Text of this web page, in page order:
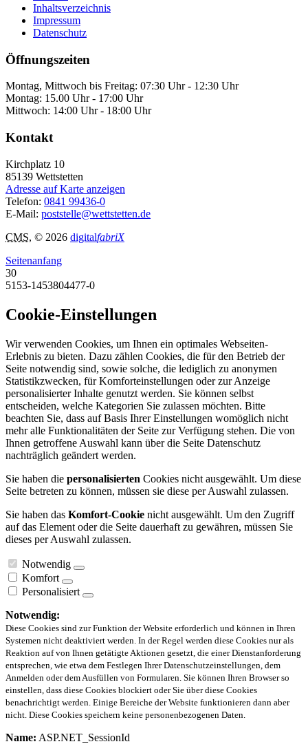
Inhaltsverzeichnis
Impressum
Datenschutz
Öffnungszeiten
Montag, Mittwoch bis Freitag: 07:30 Uhr - 12:30 Uhr
Montag: 15.00 Uhr - 17:00 Uhr
Mittwoch: 14:00 Uhr - 18:00 Uhr
Kontakt
Kirchplatz 10
85139 Wettstetten
Adresse auf Karte anzeigen
Telefon: 0841 99436-0
E-Mail: poststelle@wettstetten.de
CMS, © 2026 digitalfabriX
Seitenanfang
30
5153-1453804477-0
Cookie-Einstellungen
Wir verwenden Cookies, um Ihnen ein optimales Webseiten-
Erlebnis zu bieten. Dazu zählen Cookies, die für den Betrieb der
Seite notwendig sind, sowie solche, die lediglich zu anonymen
Statistikzwecken, für Komforteinstellungen oder zur Anzeige
personalisierter Inhalte genutzt werden. Sie können selbst
entscheiden, welche Kategorien Sie zulassen möchten. Bitte
beachten Sie, dass auf Basis Ihrer Einstellungen womöglich nicht
mehr alle Funktionalitäten der Seite zur Verfügung stehen. Die von
Ihnen getroffene Auswahl kann über die Seite Datenschutz
nachträglich geändert werden.
Sie haben die personalisierten Cookies nicht ausgewählt. Um diese
Seite betreten zu können, müssen sie diese per Auswahl zulassen.
Sie haben das Komfort-Cookie nicht ausgewählt. Um den Zugriff
auf das Element oder die Seite dauerhaft zu gewähren, müssen Sie
dieses per Auswahl zulassen.
Notwendig
Komfort
Personalisiert
Notwendig:
Diese Cookies sind zur Funktion der Website erforderlich und können in Ihren
Systemen nicht deaktiviert werden. In der Regel werden diese Cookies nur als
Reaktion auf von Ihnen getätigte Aktionen gesetzt, die einer Dienstanforderung
entsprechen, wie etwa dem Festlegen Ihrer Datenschutzeinstellungen, dem
Anmelden oder dem Ausfüllen von Formularen. Sie können Ihren Browser so
einstellen, dass diese Cookies blockiert oder Sie über diese Cookies
benachrichtigt werden. Einige Bereiche der Website funktionieren dann aber
nicht. Diese Cookies speichern keine personenbezogenen Daten.
Name: ASP.NET_SessionId